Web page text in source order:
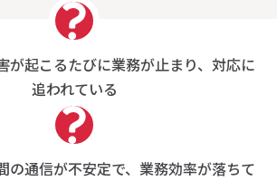
が起こるたびに業務が止まり、対応に
追われている
の通信が不安定で、業務効率が落ちて